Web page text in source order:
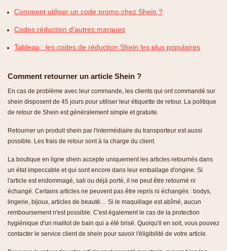
Comment utiliser un code promo chez Shein ?
Codes réduction d'autres marques
Tableau : les codes de réduction Shein les plus populaires
Comment retourner un article Shein ?
En cas de problème avec leur commande, les clients qui ont commandé sur
shein disposent de 45 jours pour utiliser leur étiquette de retour. La politique
de retour de Shein est généralement simple et gratuite.
Retourner un produit shein par l'intermédiaire du transporteur est aussi
possible. Les frais de retour sont à la charge du client.
La boutique en ligne shein accepte uniquement les articles retournés dans
un état impeccable et qui sont encore dans leur emballage d'origine. Si
l'article est endommagé, sali ou déjà porté, il ne peut être retourné ni
échangé. Certains articles ne peuvent pas être repris ni échangés : bodys,
lingerie, bijoux, articles de beauté… Si le maquillage est abîmé, aucun
remboursement n'est possible. C'est également le cas de la protection
hygiénique d'un maillot de bain qui a été brisé. Quoiqu'il en soit, vous pouvez
contacter le service client de shein pour savoir l'éligibilité de votre article.